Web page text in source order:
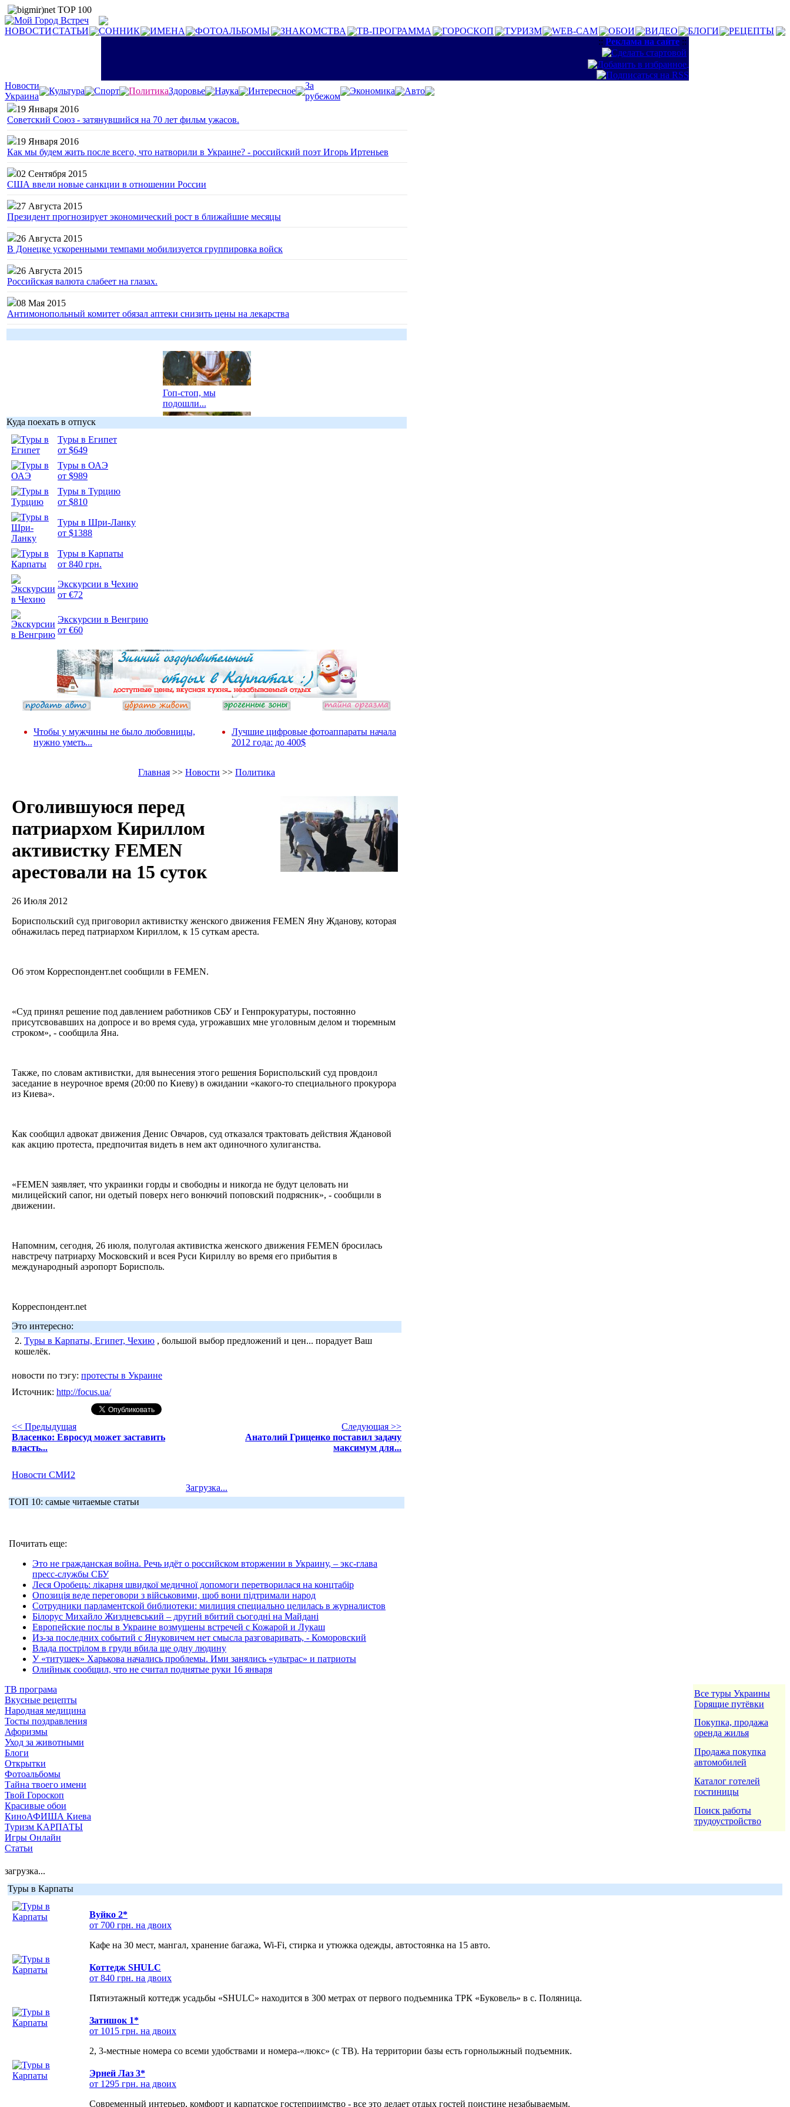
НОВОСТИСТАТЬИ СОННИК ИМЕНА ФОТОАЛЬБОМЫ ЗНАКОМСТВА ТВ-ПРОГРАММА ГОРОСКОП ТУРИЗМ WEB-CAM ОБОИ ВИДЕО БЛОГИ
РЕЦЕПТЫ
:: Реклама на сайте ::
Новости
Украина
Культура Спорт ПолитикаЗдоровье Наука Интересное
За
рубежом
Экономика
Авто
19 Января 2016
Советский Союз - затянувшийся на 70 лет фильм ужасов.
19 Января 2016
Как мы будем жить после всего, что натворили в Украине? - российский поэт Игорь Иртеньев
02 Сентября 2015
США ввели новые санкции в отношении России
27 Августа 2015
Президент прогнозирует экономический рост в ближайшие месяцы
26 Августа 2015
В Донецке ускоренными темпами мобилизуется группировка войск
26 Августа 2015
Российская валюта слабеет на глазах.
08 Мая 2015
Антимонопольный комитет обязал аптеки снизить цены на лекарства
Гоп-стоп, мы
подошли...
Куда поехать в отпуск
Туры в Египет
от $649
Туры в ОАЭ
от $989
Туры в Турцию
от $810
Туры в Шри-Ланку
от $1388
Туры в Карпаты
от 840 грн.
Экскурсии в Чехию
от €72
Экскурсии в Венгрию
от €60
Чтобы у мужчины не было любовницы,
нужно уметь...
Лучшие цифровые фотоаппараты начала
2012 года: до 400$
Главная >> Новости >> Политика
Оголившуюся перед
патриархом Кириллом
активистку FEMEN
арестовали на 15 суток
26 Июля 2012
Бориспольский суд приговорил активистку женского движения FEMEN Яну Жданову, которая
обнажилась перед патриархом Кириллом, к 15 суткам ареста.
Об этом Корреспондент.net сообщили в FEMEN.
«Суд принял решение под давлением работников СБУ и Генпрокуратуры, постоянно
присутсвовавших на допросе и во время суда, угрожавших мне уголовным делом и тюремным
строком», - сообщила Яна.
Также, по словам активистки, для вынесения этого решения Бориспольский суд провдоил
заседание в неурочное время (20:00 по Киеву) в ожидании «какого-то специального прокурора
из Киева».
Как сообщил адвокат движения Денис Овчаров, суд отказался трактовать действия Ждановой
как акцию протеста, предпочитая видеть в нем акт одиночного хулиганства.
«FEMEN заявляет, что украинки горды и свободны и никогда не будут целовать ни
милицейский сапог, ни одетый поверх него вонючий поповский подрясник», - сообщили в
движении.
Напомним, сегодня, 26 июля, полуголая активистка женского движения FEMEN бросилась
навстречу патриарху Московский и всея Руси Кириллу во время его прибытия в
международный аэропорт Борисполь.
Корреспондент.net
Это интересно:
2. Туры в Карпаты, Египет, Чехию , большой выбор предложений и цен... порадует Ваш
кошелёк.
новости по тэгу: протесты в Украине
Источник: http://focus.ua/
<< Предыдущая
Власенко: Евросуд может заставить
власть...
Следующая >>
Анатолий Гриценко поставил задачу
максимум для...
Новости СМИ2
Загрузка...
ТОП 10: самые читаемые статьи
Почитать еще:
Это не гражданская война. Речь идёт о российском вторжении в Украину, – экс-глава
пресс-службы СБУ
Леся Оробець: лікарня швидкої медичної допомоги перетворилася на концтабір
Опозиція веде переговори з військовими, щоб вони підтримали народ
Сотрудники парламентской библиотеки: милиция специально целилась в журналистов
Білорус Михайло Жиздневський – другий вбитий сьогодні на Майдані
Европейские послы в Украине возмущены встречей с Кожарой и Лукаш
Из-за последних событий с Януковичем нет смысла разговаривать, - Коморовский
Влада пострілом в груди вбила ще одну людину
У «титушек» Харькова начались проблемы. Ими занялись «ультрас» и патриоты
Олийнык сообщил, что не считал поднятые руки 16 января
ТВ програма
Вкусные рецепты
Народная медицина
Тосты поздравления
Афоризмы
Уход за животными
Блоги
Открытки
Фотоальбомы
Тайна твоего имени
Твой Гороскоп
Красивые обои
КиноАФИША Киева
Туризм КАРПАТЫ
Игры Онлайн
Статьи
Все туры Украины
Горящие путёвки
Покупка, продажа
оренда жилья
Продажа покупка
автомобилей
Каталог готелей
гостиницы
Поиск работы
трудоустройство
загрузка...
Туры в Карпаты
Вуйко 2*
от 700 грн. на двоих
Кафе на 30 мест, мангал, хранение багажа, Wi-Fi, стирка и утюжка одежды, автостоянка на 15 авто.
Коттедж SHULC
от 840 грн. на двоих
Пятиэтажный коттедж усадьбы «SHULC» находится в 300 метрах от первого подъемника ТРК «Буковель» в с. Поляница.
Затишок 1*
от 1015 грн. на двоих
2, 3-местные номера со всеми удобствами и номера-«люкс» (с ТВ). На территории базы есть горнолыжный подъемник.
Эрней Лаз 3*
от 1295 грн. на двоих
Современный интерьер, комфорт и карпатское гостеприимство - все это делает отдых гостей поистине незабываемым.